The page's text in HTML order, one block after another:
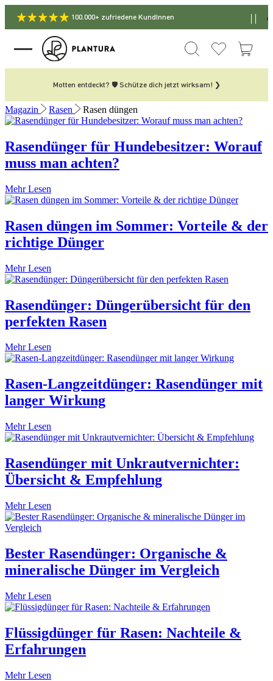
100.000+ zufriedene KundInnen
Motten entdeckt? 🛡️ Schütze dich jetzt wirksam! ❯
Magazin Rasen Rasen düngen
Rasendünger für Hundebesitzer: Worauf
muss man achten?
Mehr Lesen
Rasen düngen im Sommer: Vorteile & der
richtige Dünger
Mehr Lesen
Rasendünger: Düngerübersicht für den
perfekten Rasen
Mehr Lesen
Rasen-Langzeitdünger: Rasendünger mit
langer Wirkung
Mehr Lesen
Rasendünger mit Unkrautvernichter:
Übersicht & Empfehlung
Mehr Lesen
Bester Rasendünger: Organische &
mineralische Dünger im Vergleich
Mehr Lesen
Flüssigdünger für Rasen: Nachteile &
Erfahrungen
Mehr Lesen